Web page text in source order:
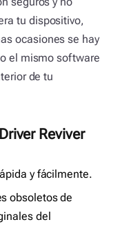
tu dispositivo,
ocasiones se hay
el mismo software
de tu
Reviver
y fácilmente.
obsoletos de
del